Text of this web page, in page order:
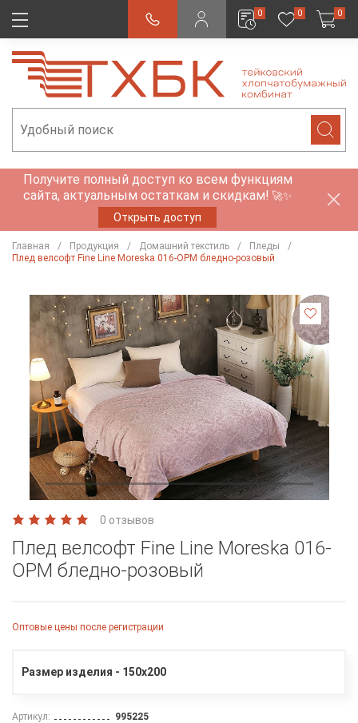
0 0 0
Получите полный доступ ко всем функциям
сайта, актуальным остаткам и скидкам! 🚀✨
Открыть доступ
Главная Продукция Домашний текстиль
Пледы
Плед велсофт Fine Line Moreska 016-OPM бледно-розовый
0 отзывов
Плед велсофт Fine Line Moreska 016-
OPM бледно-розовый
Оптовые цены после регистрации
Размер изделия - 150х200
Артикул: 995225